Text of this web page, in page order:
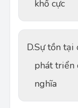
khổ cực
D.Sự tồn tại
phát triển
nghĩa